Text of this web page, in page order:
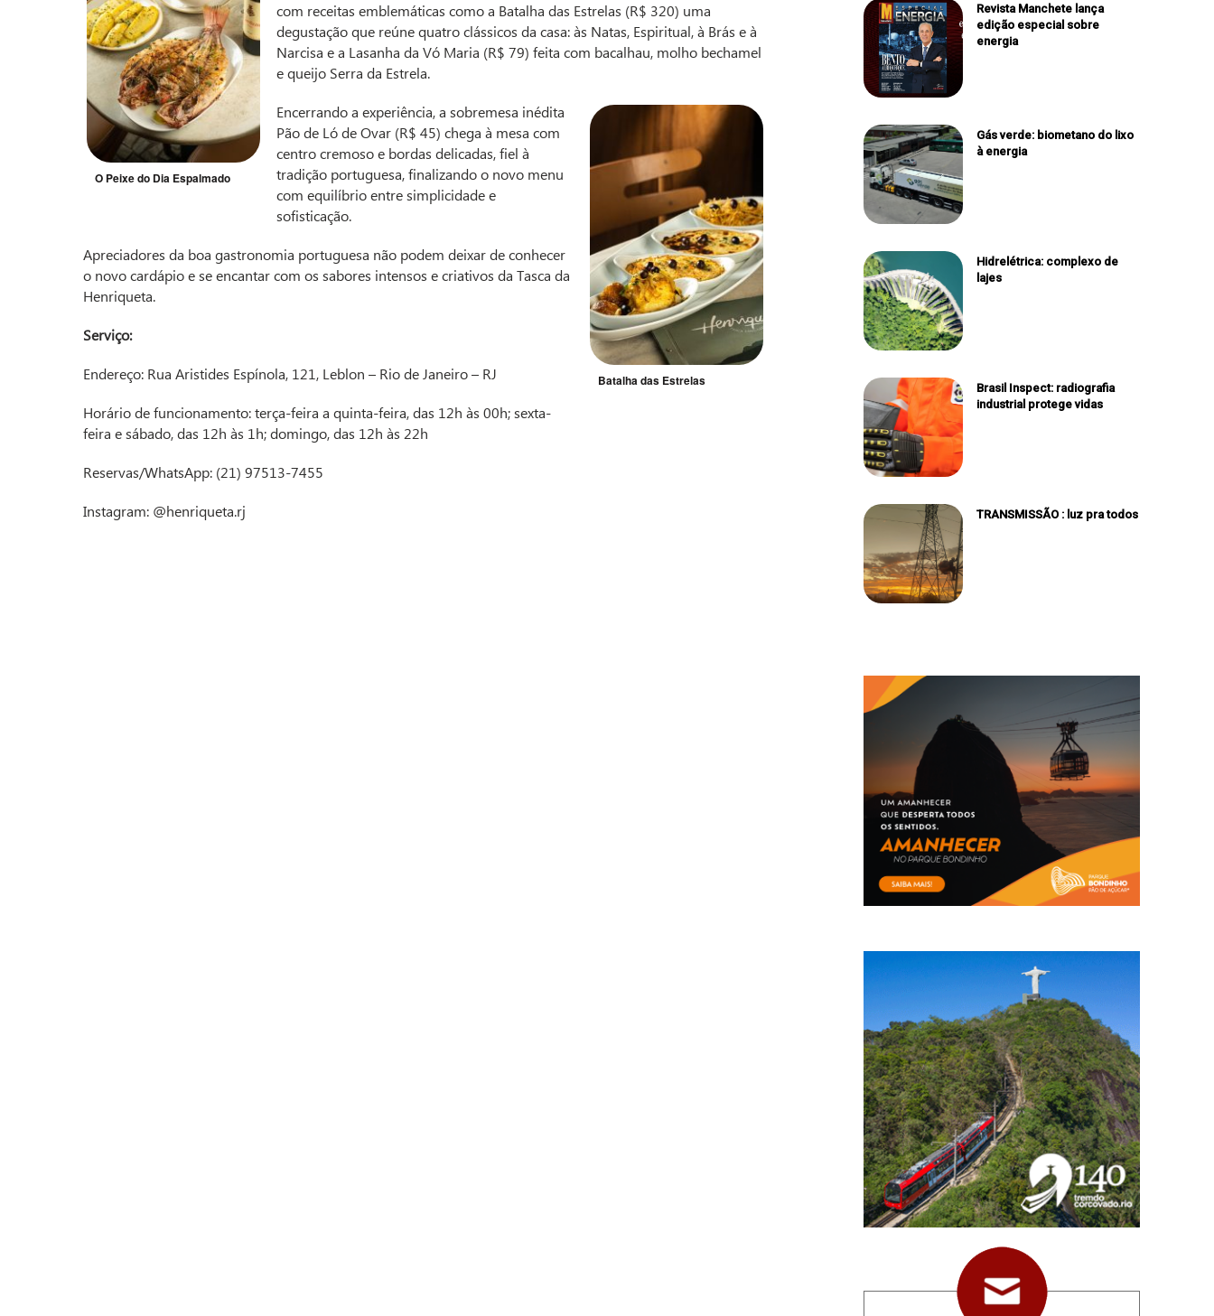
O Peixe do Dia Espalmado
com receitas emblemáticas como a Batalha das Estrelas (R$ 320) uma
degustação que reúne quatro clássicos da casa: às Natas, Espiritual, à Brás e à
Narcisa e a Lasanha da Vó Maria (R$ 79) feita com bacalhau, molho bechamel
e queijo Serra da Estrela.
Batalha das Estrelas
Encerrando a experiência, a sobremesa inédita
Pão de Ló de Ovar (R$ 45) chega à mesa com
centro cremoso e bordas delicadas, fiel à
tradição portuguesa, finalizando o novo menu
com equilíbrio entre simplicidade e
sofisticação.
Apreciadores da boa gastronomia portuguesa não podem deixar de conhecer
o novo cardápio e se encantar com os sabores intensos e criativos da Tasca da
Henriqueta.
Serviço:
Endereço: Rua Aristides Espínola, 121, Leblon – Rio de Janeiro – RJ
Horário de funcionamento: terça-feira a quinta-feira, das 12h às 00h; sexta-
feira e sábado, das 12h às 1h; domingo, das 12h às 22h
Reservas/WhatsApp: (21) 97513-7455
Instagram: @henriqueta.rj
Revista Manchete lança
edição especial sobre
energia
Gás verde: biometano do lixo
à energia
Hidrelétrica: complexo de
lajes
Brasil Inspect: radiografia
industrial protege vidas
TRANSMISSÃO : luz pra todos